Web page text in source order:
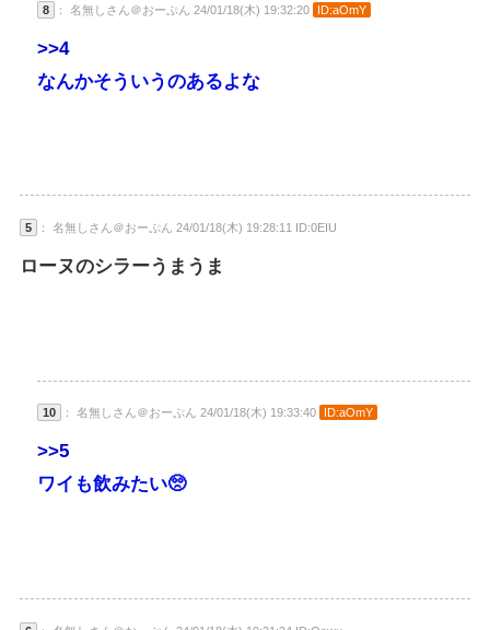
8 ： 名無しさん＠おーぷん 24/01/18(木) 19:32:20 ID:aOmY
>>4
なんかそういうのあるよな
5 ： 名無しさん＠おーぷん 24/01/18(木) 19:28:11 ID:0EIU
ローヌのシラーうまうま
10 ： 名無しさん＠おーぷん 24/01/18(木) 19:33:40 ID:aOmY
>>5
ワイも飲みたい🥺